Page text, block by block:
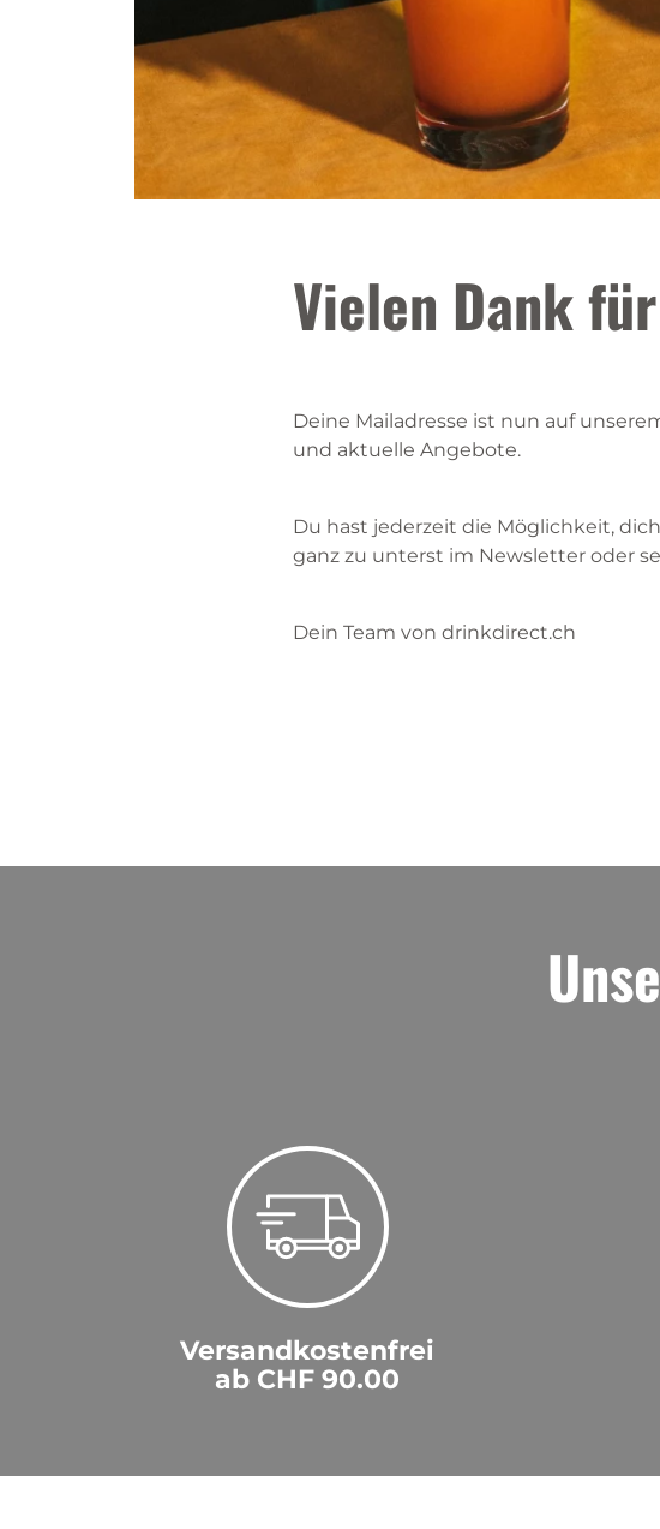
Vielen Dank
Deine Mailadresse ist nun auf
und aktuelle Angebote.
Du hast jederzeit die Möglichkeit,
ganz zu unterst im Newsletter oder
Dein Team von drinkdirect.ch
Versandkostenfrei
ab CHF 90.00